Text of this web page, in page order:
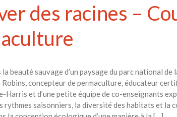
des racines –
la beauté sauvage d’un paysage du parc national
Robins, concepteur de permaculture, éducateur
Harris et d’une petite équipe de co-enseignants
rythmes saisonniers, la diversité des habitats et la